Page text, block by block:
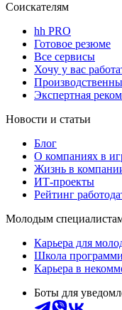
Соискателям
hh PRO
Готовое резюме
Все сервисы
Хочу у вас
Экспертная
Новости и статьи
Блог
О компаниях в
Жизнь в
ИТ-проекты
Рейтинг
Молодым
Карьера для
Школа
Карьера в
Боты для